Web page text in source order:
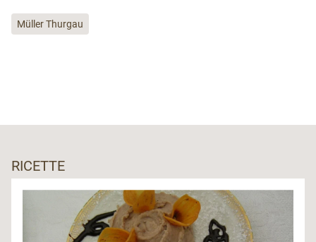
Müller Thurgau
RICETTE